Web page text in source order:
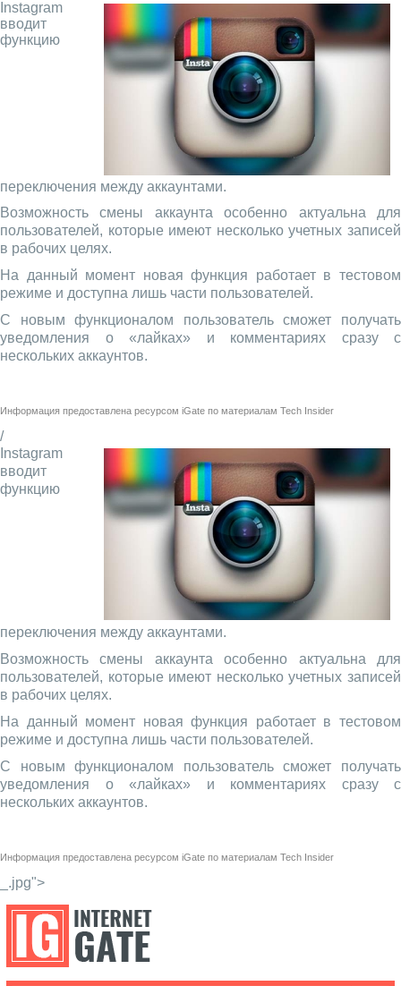
Instagram
вводит
функцию
переключения между аккаунтами.
Возможность смены аккаунта особенно актуальна для
пользователей, которые имеют несколько учетных записей
в рабочих целях.
На данный момент новая функция работает в тестовом
режиме и доступна лишь части пользователей.
С новым функционалом пользователь сможет получать
уведомления о «лайках» и комментариях сразу с
нескольких аккаунтов.
Информация предоставлена ресурсом iGate по материалам Tech Insider
/
Instagram
вводит
функцию
переключения между аккаунтами.
Возможность смены аккаунта особенно актуальна для
пользователей, которые имеют несколько учетных записей
в рабочих целях.
На данный момент новая функция работает в тестовом
режиме и доступна лишь части пользователей.
С новым функционалом пользователь сможет получать
уведомления о «лайках» и комментариях сразу с
нескольких аккаунтов.
Информация предоставлена ресурсом iGate по материалам Tech Insider
_.jpg">